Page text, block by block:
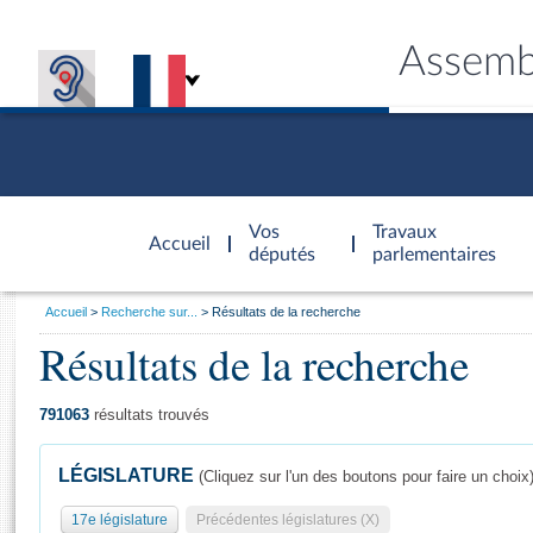
Accueil
d'accueil
Vos
députés
Travaux
parlementaires
Général
Vous
Accueil Recherche sur... Résultats de la recherche
Résultats de la recherche
791063 résultats trouvés
LÉGISLATURE (Cliquez sur l'un des boutons pour faire un choix)
17e législature Précédentes législatures (X)